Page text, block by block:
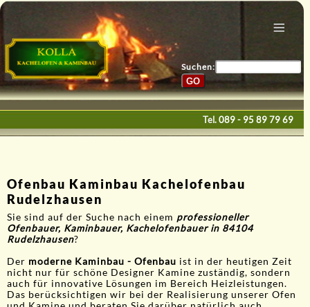
Menu
Bau & Design
Galerie
Service
Suchen:
Tel.089 - 95 89 79 69
Ofenbau Kaminbau Kachelofenbau
Rudelzhausen
Sie sind auf der Suche nach einem professioneller
Ofenbauer, Kaminbauer, Kachelofenbauer in 84104
Rudelzhausen?
Der moderne Kaminbau - Ofenbau ist in der heutigen Zeit
nicht nur für schöne Designer Kamine zuständig, sondern
auch für innovative Lösungen im Bereich Heizleistungen.
Das berücksichtigen wir bei der Realisierung unserer Ofen